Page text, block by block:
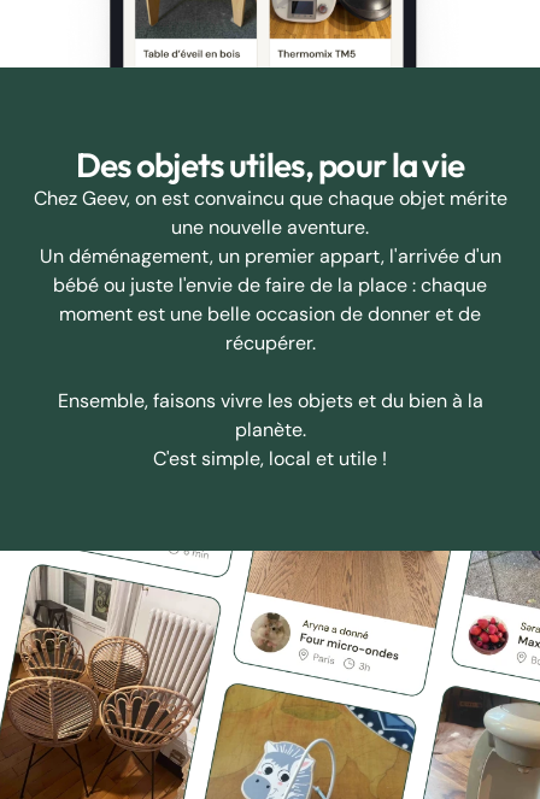
Des objets utiles, pour la vie
Chez Geev, on est convaincu que chaque objet mérite
une nouvelle aventure.
Un déménagement, un premier appart, l'arrivée d'un
bébé ou juste l'envie de faire de la place : chaque
moment est une belle occasion de donner et de
récupérer.
Ensemble, faisons vivre les objets et du bien à la
planète.
C'est simple, local et utile !